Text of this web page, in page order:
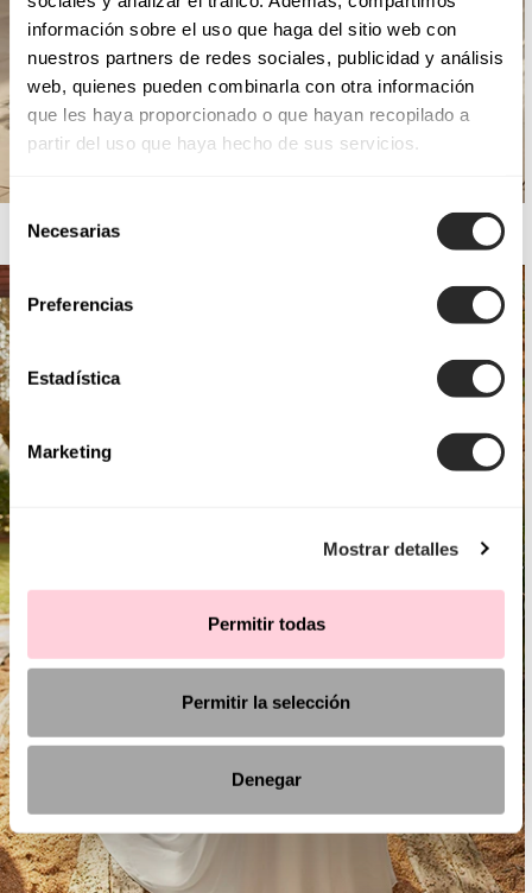
información sobre el uso que haga del sitio web con
nuestros partners de redes sociales, publicidad y análisis
web, quienes pueden combinarla con otra información
que les haya proporcionado o que hayan recopilado a
partir del uso que haya hecho de sus servicios.
Selección
consentimiento
Necesarias
Preferencias
Estadística
Marketing
Mostrar detalles
Permitir todas
Permitir la selección
Denegar
AIRE BARCELONA